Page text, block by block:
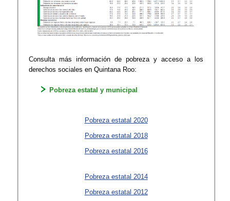
Consulta más información de pobreza y acceso a los
derechos sociales en Quintana Roo:
Pobreza estatal y municipal
Pobreza estatal 2020
Pobreza estatal 2018
Pobreza estatal 2016
Pobreza estatal 2014
Pobreza estatal 2012